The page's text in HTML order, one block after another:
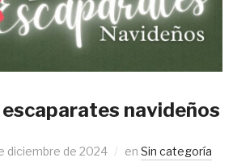
navideños
diciembre de 2024 en Sin categoría